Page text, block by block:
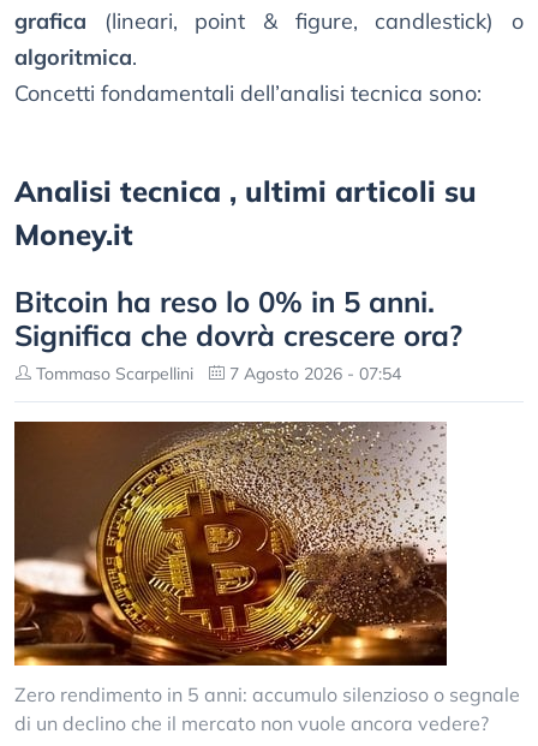
grafica (lineari, point & figure, candlestick) o
algoritmica.
Concetti fondamentali dell’analisi tecnica sono:
Analisi tecnica , ultimi articoli su
Money.it
Bitcoin ha reso lo 0% in 5 anni.
Significa che dovrà crescere ora?
Tommaso Scarpellini 7 Agosto 2026 - 07:54
Zero rendimento in 5 anni: accumulo silenzioso o segnale
di un declino che il mercato non vuole ancora vedere?